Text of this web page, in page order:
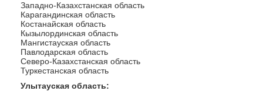
Западно-Казахстанская область
Карагандинская область
Костанайская область
Кызылординская область
Мангистауская область
Павлодарская область
Северо-Казахстанская область
Туркестанская область
Улытауская область: